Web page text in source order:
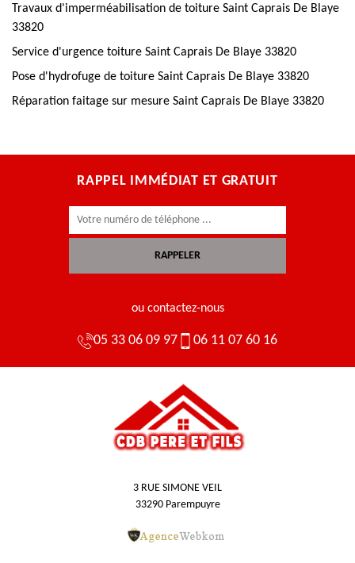
Travaux d'imperméabilisation de toiture Saint Caprais De Blaye
33820
Service d'urgence toiture Saint Caprais De Blaye 33820
Pose d'hydrofuge de toiture Saint Caprais De Blaye 33820
Réparation faitage sur mesure Saint Caprais De Blaye 33820
RAPPEL IMMÉDIAT ET GRATUIT
ou contactez-nous
05 33 06 09 97 06 11 07 60 16
3 RUE SIMONE VEIL
33290 Parempuyre